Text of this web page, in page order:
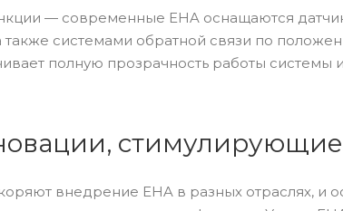
— современные EHA оснащаются
также системами обратной связи по
полную прозрачность работы
внедрение EHA в разных отраслях,